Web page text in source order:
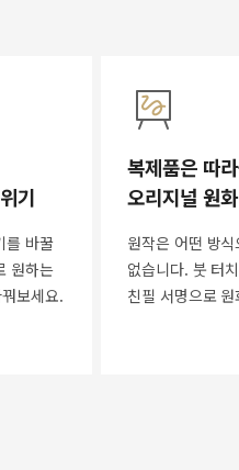
기
를 바꿀
원하는
보세요.
복제품은 따
오리지널 원
원작은 어떤 방
없습니다. 붓 터
친필 서명으로